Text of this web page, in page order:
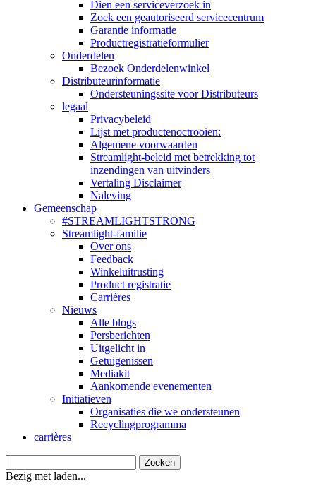
Dien een serviceverzoek in
Zoek een geautoriseerd servicecentrum
Garantie informatie
Productregistratieformulier
Onderdelen
Bezoek Onderdelenwinkel
Distributeurinformatie
Ondersteuningssite voor Distributeurs
legaal
Privacybeleid
Lijst met productenoctrooien:
Algemene voorwaarden
Streamlight-beleid met betrekking tot
inzendingen van uitvinders
Vertaling Disclaimer
Naleving
Gemeenschap
#STREAMLIGHTSTRONG
Streamlight-familie
Over ons
Feedback
Winkeluitrusting
Product registratie
Carrières
Nieuws
Alle blogs
Persberichten
Uitgelicht in
Getuigenissen
Mediakit
Aankomende evenementen
Initiatieven
Organisaties die we ondersteunen
Recyclingprogramma
carrières
Bezig met laden...